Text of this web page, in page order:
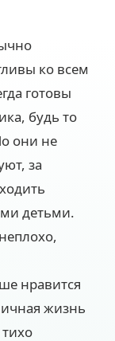
ко всем
готовы
будь то
они не
за
детьми.
нравится
жизнь